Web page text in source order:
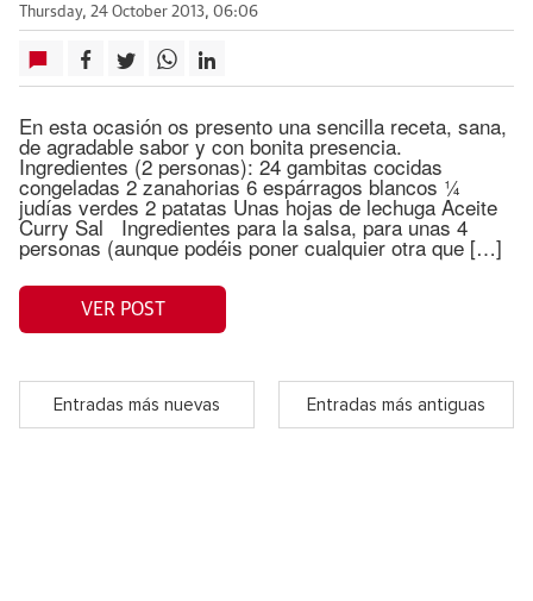
Thursday, 24 October 2013, 06:06
En esta ocasión os presento una sencilla receta, sana,
de agradable sabor y con bonita presencia.
Ingredientes (2 personas): 24 gambitas cocidas
congeladas 2 zanahorias 6 espárragos blancos ¼
judías verdes 2 patatas Unas hojas de lechuga Aceite
Curry Sal Ingredientes para la salsa, para unas 4
personas (aunque podéis poner cualquier otra que […]
VER POST
Entradas más nuevas Entradas más antiguas